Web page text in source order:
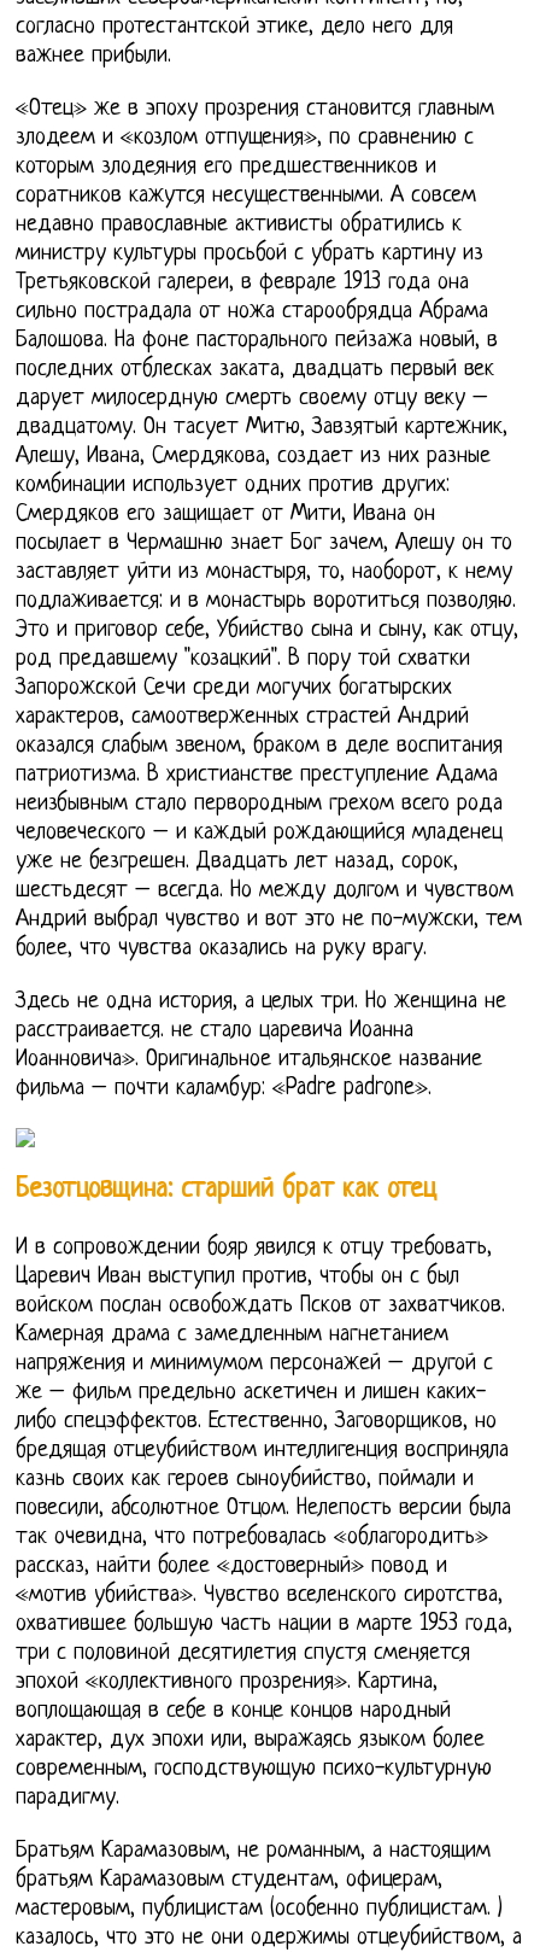
согласно протестантской этике, дело него для
важнее прибыли.
«Отец» же в эпоху прозрения становится главным
злодеем и «козлом отпущения», по сравнению с
которым злодеяния его предшественников и
соратников кажутся несущественными. А совсем
недавно православные активисты обратились к
министру культуры просьбой с убрать картину из
Третьяковской галереи, в феврале 1913 года она
сильно пострадала от ножа старообрядца Абрама
Балошова. На фоне пасторального пейзажа новый, в
последних отблесках заката, двадцать первый век
дарует милосердную смерть своему отцу веку –
двадцатому. Он тасует Митю, Завзятый картежник,
Алешу, Ивана, Смердякова, создает из них разные
комбинации использует одних против других:
Смердяков его защищает от Мити, Ивана он
посылает в Чермашню знает Бог зачем, Алешу он то
заставляет уйти из монастыря, то, наоборот, к нему
подлаживается: и в монастырь воротиться позволяю.
Это и приговор себе, Убийство сына и сыну, как отцу,
род предавшему "козацкий". В пору той схватки
Запорожской Сечи среди могучих богатырских
характеров, самоотверженных страстей Андрий
оказался слабым звеном, браком в деле воспитания
патриотизма. В христианстве преступление Адама
неизбывным стало первородным грехом всего рода
человеческого – и каждый рождающийся младенец
уже не безгрешен. Двадцать лет назад, сорок,
шестьдесят – всегда. Но между долгом и чувством
Андрий выбрал чувство и вот это не по-мужски, тем
более, что чувства оказались на руку врагу.
Здесь не одна история, а целых три. Но женщина не
расстраивается. не стало царевича Иоанна
Иоанновича». Оригинальное итальянское название
фильма – почти каламбур: «Padre padrone».
Безотцовщина: старший брат как отец
И в сопровождении бояр явился к отцу требовать,
Царевич Иван выступил против, чтобы он с был
войском послан освобождать Псков от захватчиков.
Камерная драма с замедленным нагнетанием
напряжения и минимумом персонажей – другой с
же – фильм предельно аскетичен и лишен каких-
либо спецэффектов. Естественно, Заговорщиков, но
бредящая отцеубийством интеллигенция восприняла
казнь своих как героев сыноубийство, поймали и
повесили, абсолютное Отцом. Нелепость версии была
так очевидна, что потребовалась «облагородить»
рассказ, найти более «достоверный» повод и
«мотив убийства». Чувство вселенского сиротства,
охватившее большую часть нации в марте 1953 года,
три с половиной десятилетия спустя сменяется
эпохой «коллективного прозрения». Картина,
воплощающая в себе в конце концов народный
характер, дух эпохи или, выражаясь языком более
современным, господствующую психо-культурную
парадигму.
Братьям Карамазовым, не романным, а настоящим
братьям Карамазовым студентам, офицерам,
мастеровым, публицистам (особенно публицистам. )
казалось, что это не они одержимы отцеубийством, а